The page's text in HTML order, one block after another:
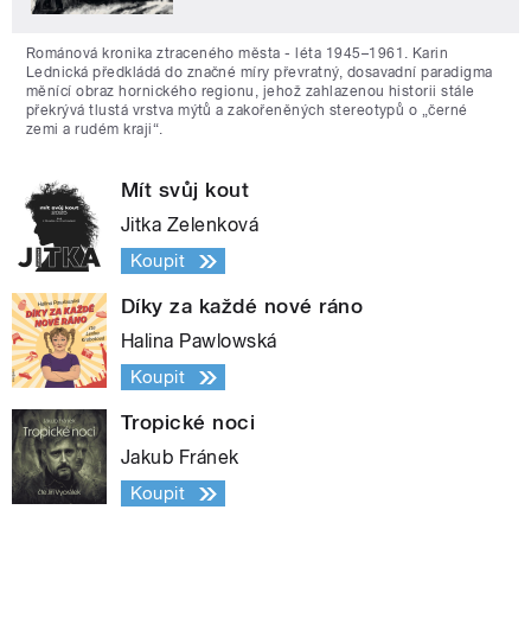
Románová kronika ztraceného města - léta 1945–1961. Karin
Lednická předkládá do značné míry převratný, dosavadní paradigma
měnící obraz hornického regionu, jehož zahlazenou historii stále
překrývá tlustá vrstva mýtů a zakořeněných stereotypů o „černé
zemi a rudém kraji“.
Mít svůj kout
Jitka Zelenková
Koupit
Díky za každé nové ráno
Halina Pawlowská
Koupit
Tropické noci
Jakub Fránek
Koupit